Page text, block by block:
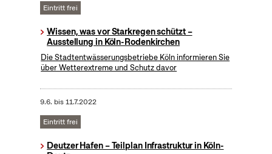
Eintritt frei
Wissen, was vor Starkregen schützt –
Ausstellung in Köln-Rodenkirchen
Die Stadtentwässerungsbetriebe Köln informieren Sie
über Wetterextreme und Schutz davor
9.6. bis11.7.2022
Eintritt frei
Deutzer Hafen – Teilplan Infrastruktur in Köln-